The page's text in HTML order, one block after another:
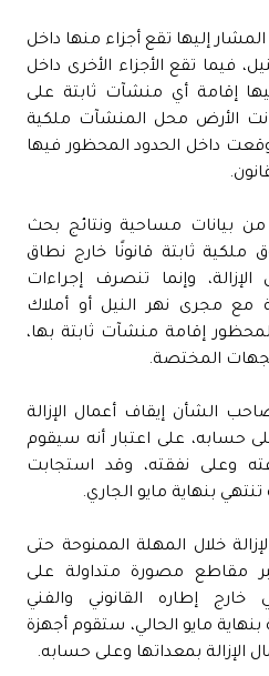
إليها تقع أجزاء منها داخل
فيما تقع الأجزاء الأخرى داخل
إقامة أي منشآت ثابتة على
الأرض محل المنشآت ملكية
داخل الحدود المحظور فيها
من بيانات مساحية ونتائج بحث
ملكية ثابتة قانونًا خارج نطاق
وإنما تنصرف إجراءات
مع مجرى نهر النيل أو أملاك
إقامة منشآت ثابتة بها،
المختصة.
الشأن إيقاف أعمال الإزالة
حسابه، على اعتبار أنه سيقوم
وعلى نفقته، وقد استجابت
بنهاية مايو الجاري.
خلال المهلة الممنوحة حتى
مقاطع مصورة متداولة على
خارج إطاره القانوني والفني
مايو الحالي، ستقوم أجهزة
الإزالة بمعداتها وعلى حسابه.